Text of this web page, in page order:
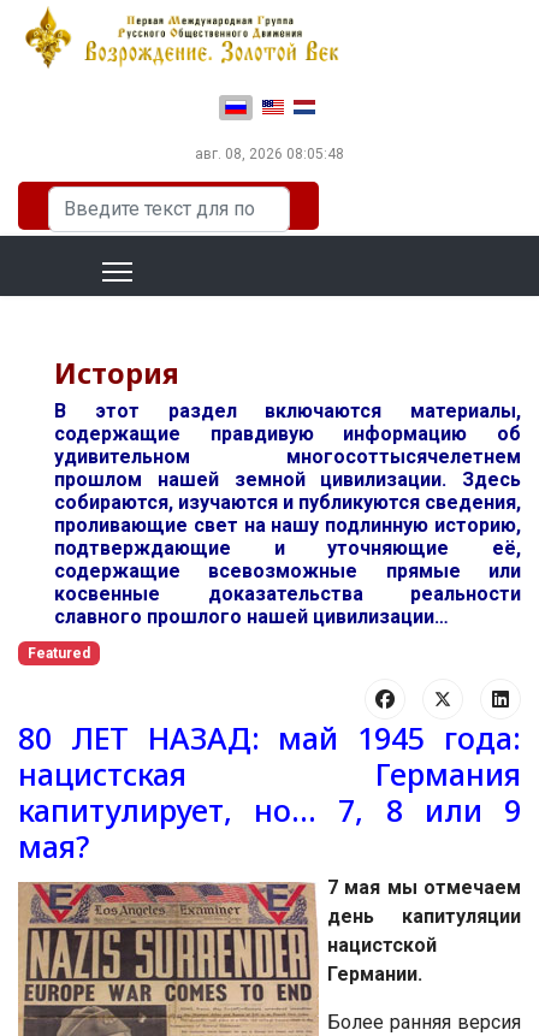
Выберите язык
авг. 08, 2026 08:05:49
Искать...
История
В этот раздел включаются материалы,
содержащие правдивую информацию об
удивительном многосоттысячелетнем
прошлом нашей земной цивилизации. Здесь
собираются, изучаются и публикуются сведения,
проливающие свет на нашу подлинную историю,
подтверждающие и уточняющие её,
содержащие всевозможные прямые или
косвенные доказательства реальности
славного прошлого нашей цивилизации…
Featured
80 ЛЕТ НАЗАД: май 1945 года:
нацистская Германия
капитулирует, но… 7, 8 или 9
мая?
7 мая мы отмечаем
день капитуляции
нацистской
Германии.
Более ранняя версия